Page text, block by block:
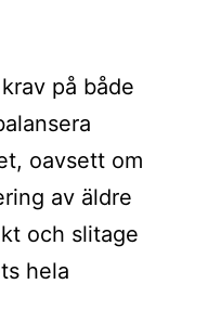
på både
oavsett om
av äldre
och slitage
hela